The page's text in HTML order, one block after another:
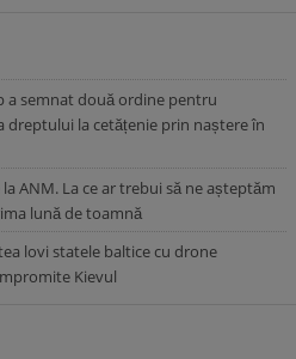
a semnat două ordine pentru
dreptului la cetățenie prin naștere în
ANM. La ce ar trebui să ne așteptăm
lună de toamnă
lovi statele baltice cu drone
Kievul